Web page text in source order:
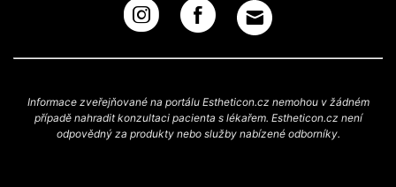
Informace zveřejňované na portálu Estheticon.cz nemohou v žádném
případě nahradit konzultaci pacienta s lékařem. Estheticon.cz není
odpovědný za produkty nebo služby nabízené odborníky.